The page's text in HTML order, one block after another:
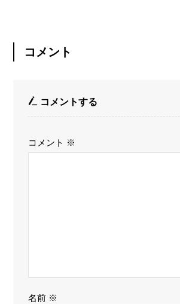
コメント
コメントする
コメント ※
名前 ※